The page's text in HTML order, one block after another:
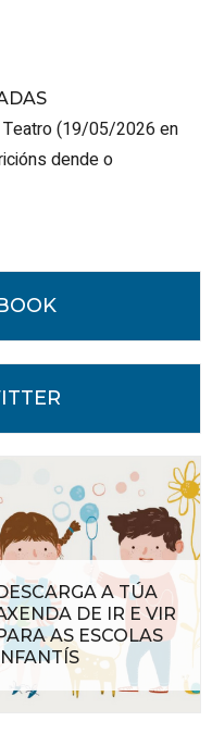
(19/05/2026 en
dende o
A TÚA
DE IR E VIR
AS ESCOLAS
INFANTÍS